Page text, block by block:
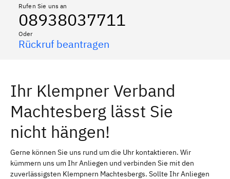
Rufen Sie uns an
08938037711
Oder
Rückruf beantragen
Ihr Klempner Verband
Machtesberg lässt Sie
nicht hängen!
Gerne können Sie uns rund um die Uhr kontaktieren. Wir
kümmern uns um Ihr Anliegen und verbinden Sie mit den
zuverlässigsten Klempnern Machtesbergs. Sollte Ihr Anliegen